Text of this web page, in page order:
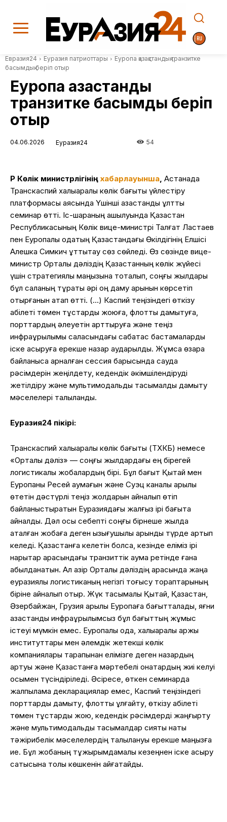
Евразия24 Еуразия патриоттары
Еуропа қазақстандық транзитке
басымдық беріп отыр
Еуропа қазақстандық
транзитке басымдық беріп
отыр
04.06.2026 Еуразия24 54
ҚР Көлік министрлігінің хабарлауынша, Астанада
Транскаспий халықаралық көлік бағыты үйлестіру
платформасы аясында Үшінші қазақстандық ұлттық
семинар өтті. Іс-шараның ашылуында Қазақстан
Республикасының Көлік вице-министрі Талғат Ластаев
пен Еуропалық одақтың Қазақстандағы Өкілдігінің Елшісі
Алешка Симкич құттықтау сөз сөйледі. Өз сөзінде вице-
министр Орталық дәліздің Қазақстанның көлік жүйесі
үшін стратегиялық маңызына тоқталып, соңғы жылдары
бұл саланың тұрақты әрі оң даму қарқынын көрсетіп
отырғанын атап өтті. (…) Каспий теңізіндегі өткізу
қабілеті төмен тұстарды жоюға, флотты дамытуға,
порттардың әлеуетін арттыруға және теңіз
инфрақұрылымы саласындағы сабақтас бастамаларды
іске асыруға ерекше назар аударылды. Жұмсақ өзара
байланысқа арналған сессия барысында сауда
рәсімдерін жеңілдету, кедендік әкімшілендіруді
жетілдіру және мультимодальды тасымалды дамыту
мәселелері талқыланды.
Еуразия24 пікірі:
Транскаспий халықаралық көлік бағыты (ТХКБ) немесе
«Орталық дәліз» — соңғы жылдардағы ең бірегей
логистикалық жобалардың бірі. Бұл бағыт Қытай мен
Еуропаны Ресей аумағын және Суэц каналы арқылы
өтетін дәстүрлі теңіз жолдарын айналып өтіп
байланыстыратын Еуразиядағы жалғыз ірі бағытқа
айналды. Дәл осы себепті соңғы бірнеше жылда
аталған жобаға деген қызығушылық қарқынды түрде артып
келеді. Қазақстанға келетін болсақ, кезінде еліміз ірі
нарықтар арасындағы транзиттік аумақ ретінде ғана
қабылданатын. Ал қазір Орталық дәліздің арқасында жаңа
еуразиялық логистиканың негізгі тоғысу тораптарының
біріне айналып отыр. Жүк тасымалы Қытай, Қазақстан,
Әзербайжан, Грузия арқылы Еуропаға бағытталады, яғни
қазақстандық инфрақұрылымсыз бұл бағыттың жұмыс
істеуі мүмкін емес. Еуропалық одақ, халықаралық қаржы
институттары мен әлемдік жетекші көлік
компаниялары тарапынан елімізге деген назардың
артуы және Қазақстанға мәртебелі қонақтардың жиі келуі
осымен түсіндіріледі. Әсіресе, өткен семинарда
жалпылама декларациялар емес, Каспий теңізіндегі
порттарды дамыту, флотты ұлғайту, өткізу қабілеті
төмен тұстарды жою, кедендік рәсімдерді жаңғырту
және мультимодальды тасымалдар сияқты нақты
тәжірибелік мәселелердің талқылануы ерекше маңызға
ие. Бұл жобаның тұжырымдамалық кезеңнен іске асыру
сатысына толық көшкенін айғақтайды.